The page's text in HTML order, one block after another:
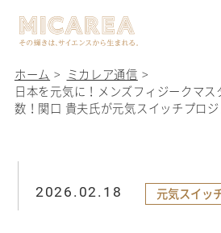
ホーム
ミカレア通信
日本を元気に！メンズフィジークマ
数！関口 貴夫氏が元気スイッチプロ
2026.02.18 元気スイッ